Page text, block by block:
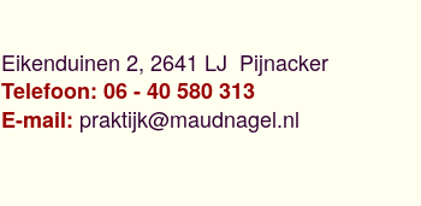
Eikenduinen 2, 2641 LJ Pijnacker
Telefoon: 06 - 40 580 313
E-mail: praktijk@maudnagel.nl